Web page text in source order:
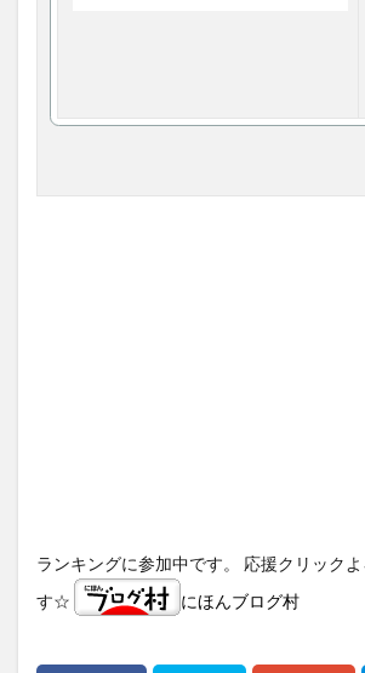
ランキングに参加中です。 応援クリック
す☆
にほんブログ村